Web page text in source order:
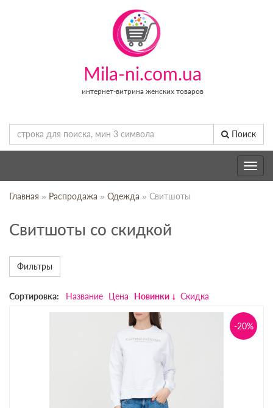
Mila-ni.com.ua
интернет-витрина женских товаров
Поиск
Toggle
Главная » Распродажа » Одежда » Свитшоты
Свитшоты со скидкой
Фильтры
Сортировка: Название Цена Новинки Скидка
-20%